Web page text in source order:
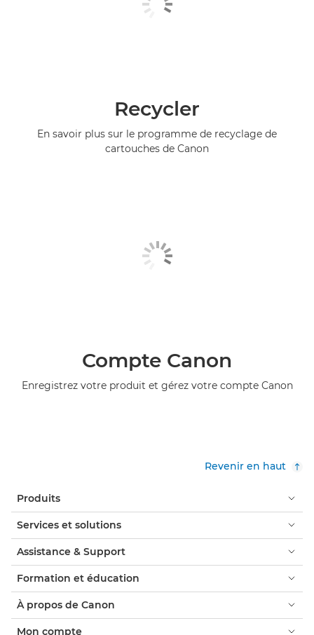
Recycler
En savoir plus sur le programme de recyclage de
cartouches de Canon
Compte Canon
Enregistrez votre produit et gérez votre compte Canon
Revenir en haut
Produits
Services et solutions
Assistance & Support
Formation et éducation
À propos de Canon
Mon compte